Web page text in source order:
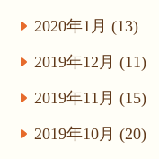
2020年1月 (13)
2019年12月 (11)
2019年11月 (15)
2019年10月 (20)